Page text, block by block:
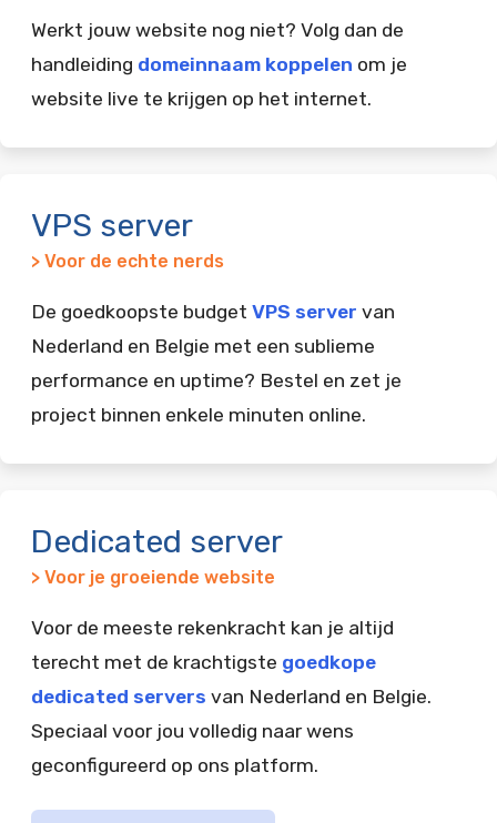
Werkt jouw website nog niet? Volg dan de
handleiding domeinnaam koppelen om je
website live te krijgen op het internet.
VPS server
> Voor de echte nerds
De goedkoopste budget VPS server van
Nederland en Belgie met een sublieme
performance en uptime? Bestel en zet je
project binnen enkele minuten online.
Dedicated server
> Voor je groeiende website
Voor de meeste rekenkracht kan je altijd
terecht met de krachtigste goedkope
dedicated servers van Nederland en Belgie.
Speciaal voor jou volledig naar wens
geconfigureerd op ons platform.